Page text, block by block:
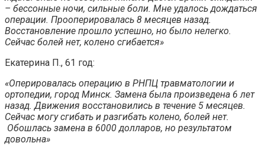
– бессонные ночи, сильные боли. Мне удалось дождаться
операции. Прооперировалась 8 месяцев назад.
Восстановление прошло успешно, но было нелегко.
Сейчас болей нет, колено сгибается»
Екатерина П., 61 год:
«Оперировалась операцию в РНПЦ травматологии и
ортопедии, город Минск. Замена была произведена 6 лет
назад. Движения восстановились в течение 5 месяцев.
Сейчас могу сгибать и разгибать колено, болей нет.
Обошлась замена в 6000 долларов, но результатом
довольна»